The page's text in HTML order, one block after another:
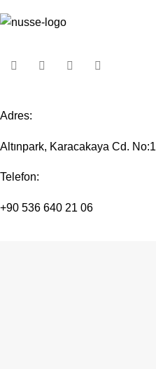
Adres:
Altınpark, Karacakaya Cd.
Telefon:
+90 536 640 21 06